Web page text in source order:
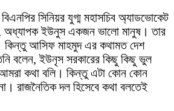
সিনিয়র যুগ্ম মহাসচিব অ্যাডভোকেট
অধ্যাপক ইউনুস একজন ভালো মানুষ। তার
কিন্তু আসিফ মাহমুদ এর কথামত দেশ
বলেন, ইউনৃস সরকারের কিছু কিছু ভুল
কথা বলি। কিন্তু এটা কোন কোন
রাজনৈতিক দল হিসেবে কথা বলতেই